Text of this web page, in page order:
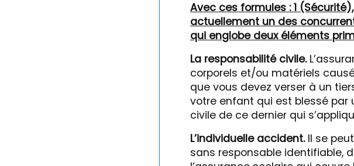
Avec ces formules : 1
actuellement un des
qui englobe deux éléments
La responsabilité civile.
corporels et/ou matériels
que vous devez verser à un
votre enfant qui est blessé par
civile de ce dernier qui
L’individuelle accident.Il se
sans responsable identifiable,